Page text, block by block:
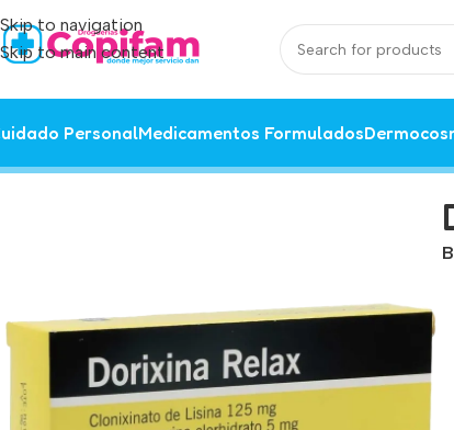
Skip to navigation
Skip to main content
PersonalMedicamentos Formulados